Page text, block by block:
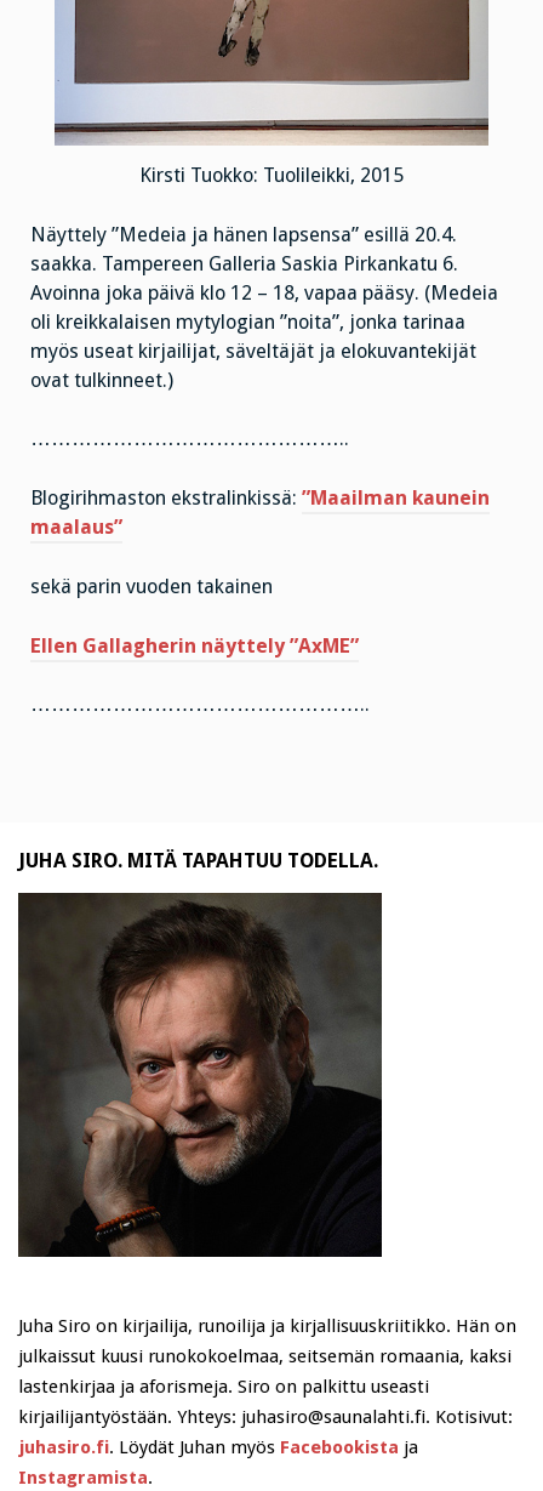
Kirsti Tuokko: Tuolileikki, 2015
Näyttely ”Medeia ja hänen lapsensa” esillä 20.4.
saakka. Tampereen Galleria Saskia Pirkankatu 6.
Avoinna joka päivä klo 12 – 18, vapaa pääsy. (Medeia
oli kreikkalaisen mytylogian ”noita”, jonka tarinaa
myös useat kirjailijat, säveltäjät ja elokuvantekijät
ovat tulkinneet.)
………………………………………..
Blogirihmaston ekstralinkissä: ”Maailman kaunein
maalaus”
sekä parin vuoden takainen
Ellen Gallagherin näyttely ”AxME”
…………………………………………..
JUHA SIRO. MITÄ TAPAHTUU TODELLA.
Juha Siro on kirjailija, runoilija ja kirjallisuuskriitikko. Hän on
julkaissut kuusi runokokoelmaa, seitsemän romaania, kaksi
lastenkirjaa ja aforismeja. Siro on palkittu useasti
kirjailijantyöstään. Yhteys: juhasiro@saunalahti.fi. Kotisivut:
juhasiro.fi. Löydät Juhan myös Facebookista ja
Instagramista.